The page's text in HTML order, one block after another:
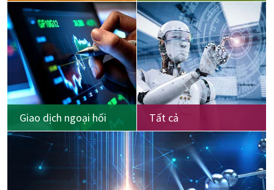
Giao dịch ngoại hối Tất cả